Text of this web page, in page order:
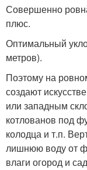
Совершенно
плюс.
Оптимальный
метров).
Поэтому на
создают
или западным
котлованов под
колодца и т.п.
лишнюю воду от
влаги огород и